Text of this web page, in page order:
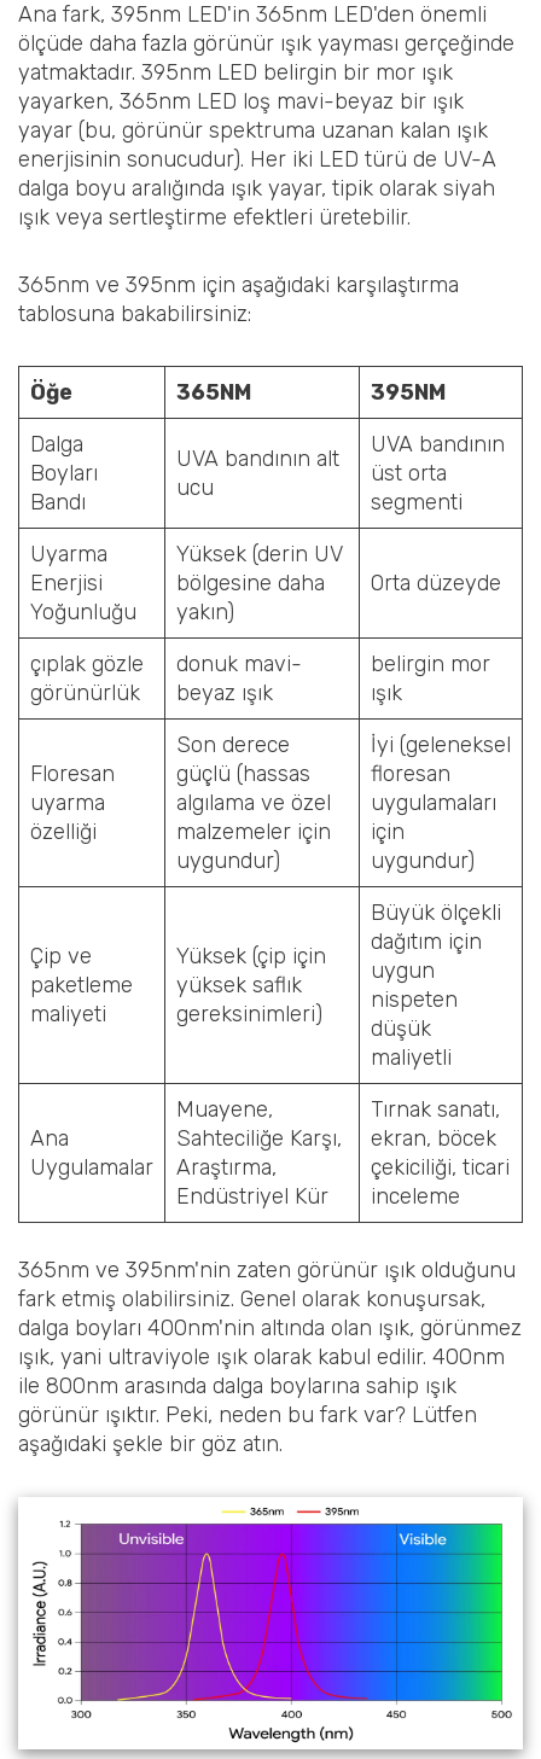
Ana fark, 395nm LED'in 365nm LED'den önemli
ölçüde daha fazla görünür ışık yayması gerçeğinde
yatmaktadır. 395nm LED belirgin bir mor ışık
yayarken, 365nm LED loş mavi-beyaz bir ışık
yayar (bu, görünür spektruma uzanan kalan ışık
enerjisinin sonucudur). Her iki LED türü de UV-A
dalga boyu aralığında ışık yayar, tipik olarak siyah
ışık veya sertleştirme efektleri üretebilir.
365nm ve 395nm için aşağıdaki karşılaştırma
tablosuna bakabilirsiniz:
Öğe 365NM 395NM
Dalga
Boyları
Bandı
UVA bandının alt
ucu
UVA bandının
üst orta
segmenti
Uyarma
Enerjisi
Yoğunluğu
Yüksek (derin UV
bölgesine daha
yakın)
Orta düzeyde
çıplak gözle
görünürlük
donuk mavi-
beyaz ışık
belirgin mor
ışık
Floresan
uyarma
özelliği
Son derece
güçlü (hassas
algılama ve özel
malzemeler için
uygundur)
İyi (geleneksel
floresan
uygulamaları
için
uygundur)
Çip ve
paketleme
maliyeti
Yüksek (çip için
yüksek saflık
gereksinimleri)
Büyük ölçekli
dağıtım için
uygun
nispeten
düşük
maliyetli
Ana
Uygulamalar
Muayene,
Sahteciliğe Karşı,
Araştırma,
Endüstriyel Kür
Tırnak sanatı,
ekran, böcek
çekiciliği, ticari
inceleme
365nm ve 395nm'nin zaten görünür ışık olduğunu
fark etmiş olabilirsiniz. Genel olarak konuşursak,
dalga boyları 400nm'nin altında olan ışık, görünmez
ışık, yani ultraviyole ışık olarak kabul edilir. 400nm
ile 800nm arasında dalga boylarına sahip ışık
görünür ışıktır. Peki, neden bu fark var? Lütfen
aşağıdaki şekle bir göz atın.